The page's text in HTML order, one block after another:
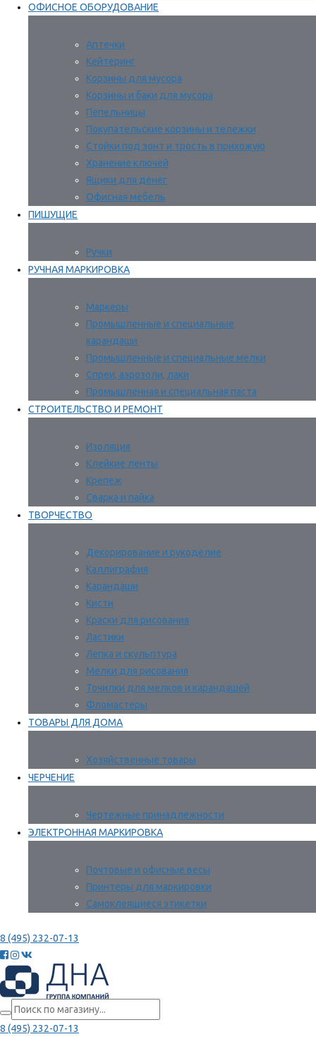
ОФИСНОЕ ОБОРУДОВАНИЕ
Аптечки
Кейтеринг
Корзины для мусора
Корзины и баки для мусора
Пепельницы
Покупательские корзины и тележки
Стойки под зонт и трость в прихожую
Хранение ключей
Ящики для денег
Офисная мебель
ПИШУЩИЕ
Ручки
РУЧНАЯ МАРКИРОВКА
Маркеры
Промышленные и специальные
карандаши
Промышленные и специальные мелки
Спреи, аэрозоли, лаки
Промышленная и специальная паста
СТРОИТЕЛЬСТВО И РЕМОНТ
Изоляция
Клейкие ленты
Крепеж
Сварка и пайка
ТВОРЧЕСТВО
Декорирование и рукоделие
Каллиграфия
Карандаши
Кисти
Краски для рисования
Ластики
Лепка и скульптура
Мелки для рисования
Точилки для мелков и карандашей
Фломастеры
ТОВАРЫ ДЛЯ ДОМА
Хозяйственные товары
ЧЕРЧЕНИЕ
Чертежные принадлежности
ЭЛЕКТРОННАЯ МАРКИРОВКА
Почтовые и офисные весы
Принтеры для маркировки
Самоклеящиеся этикетки
8 (495) 232-07-13
8 (495) 232-07-13